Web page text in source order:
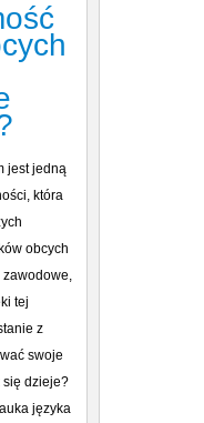
jest jedną
która
obcych
zawodowe,
tej
z
swoje
się dzieje?
języka